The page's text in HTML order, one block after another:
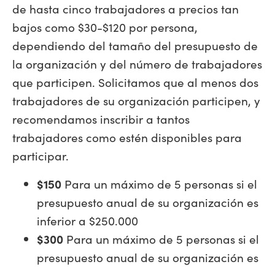
de hasta cinco trabajadores a precios tan
bajos como $30-$120 por persona,
dependiendo del tamaño del presupuesto de
la organización y del número de trabajadores
que participen. Solicitamos que al menos dos
trabajadores de su organización participen, y
recomendamos inscribir a tantos
trabajadores como estén disponibles para
participar.
$150 Para un máximo de 5 personas si el
presupuesto anual de su organización es
inferior a $250.000
$300 Para un máximo de 5 personas si el
presupuesto anual de su organización es